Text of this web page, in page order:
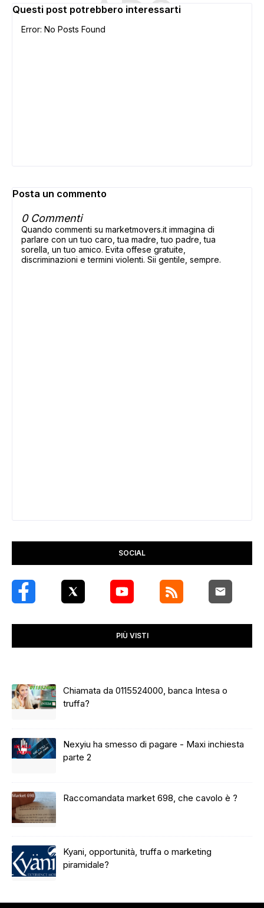
ADS
Questi post potrebbero interessarti
Error: No Posts Found
Posta un commento
0 Commenti
Quando commenti su marketmovers.it immagina di
parlare con un tuo caro, tua madre, tuo padre, tua
sorella, un tuo amico. Evita offese gratuite,
discriminazioni e termini violenti. Sii gentile, sempre.
SOCIAL
PIÙ VISTI
Chiamata da 0115524000, banca Intesa o
truffa?
Nexyiu ha smesso di pagare - Maxi inchiesta
parte 2
Raccomandata market 698, che cavolo è ?
Kyani, opportunità, truffa o marketing
piramidale?